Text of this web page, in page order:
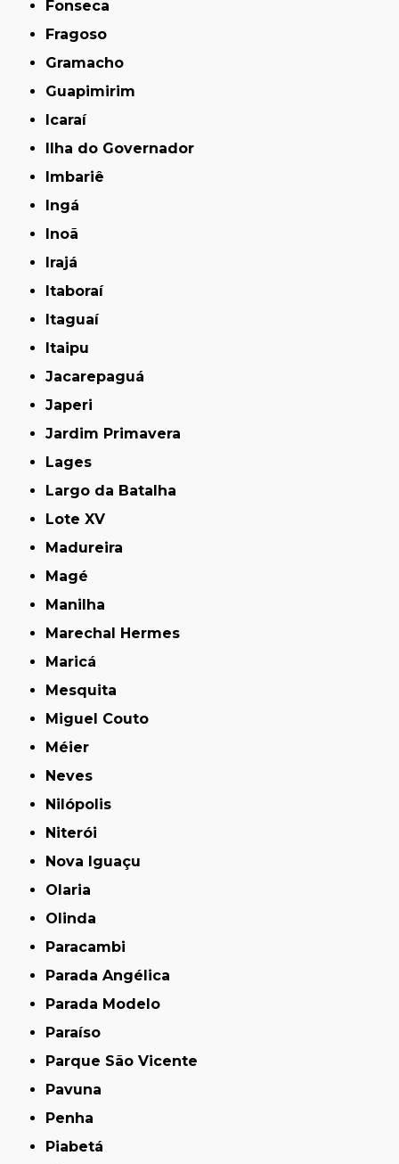
Fonseca
Fragoso
Gramacho
Guapimirim
Icaraí
Ilha do Governador
Imbariê
Ingá
Inoã
Irajá
Itaboraí
Itaguaí
Itaipu
Jacarepaguá
Japeri
Jardim Primavera
Lages
Largo da Batalha
Lote XV
Madureira
Magé
Manilha
Marechal Hermes
Maricá
Mesquita
Miguel Couto
Méier
Neves
Nilópolis
Niterói
Nova Iguaçu
Olaria
Olinda
Paracambi
Parada Angélica
Parada Modelo
Paraíso
Parque São Vicente
Pavuna
Penha
Piabetá